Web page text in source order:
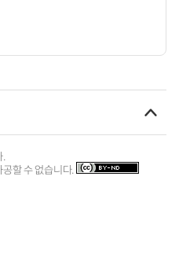
.
할 수 없습니다.